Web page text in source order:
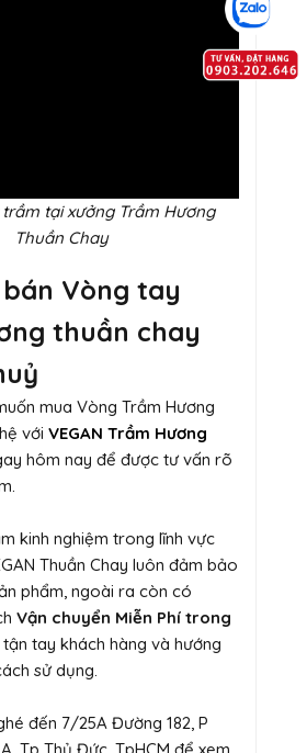
tại xưởng Trầm Hương
Thuần Chay
Vòng tay
thuần chay
mua Vòng Trầm Hương
với VEGAN Trầm Hương
hôm nay để được tư vấn rõ
kinh nghiệm trong lĩnh vực
Thuần Chay luôn đảm bảo
phẩm, ngoài ra còn có
Vận chuyển Miễn Phí trong
tay khách hàng và hướng
sử dụng.
đến 7/25A Đường 182, P
Tp Thủ Đức, TpHCM để xem